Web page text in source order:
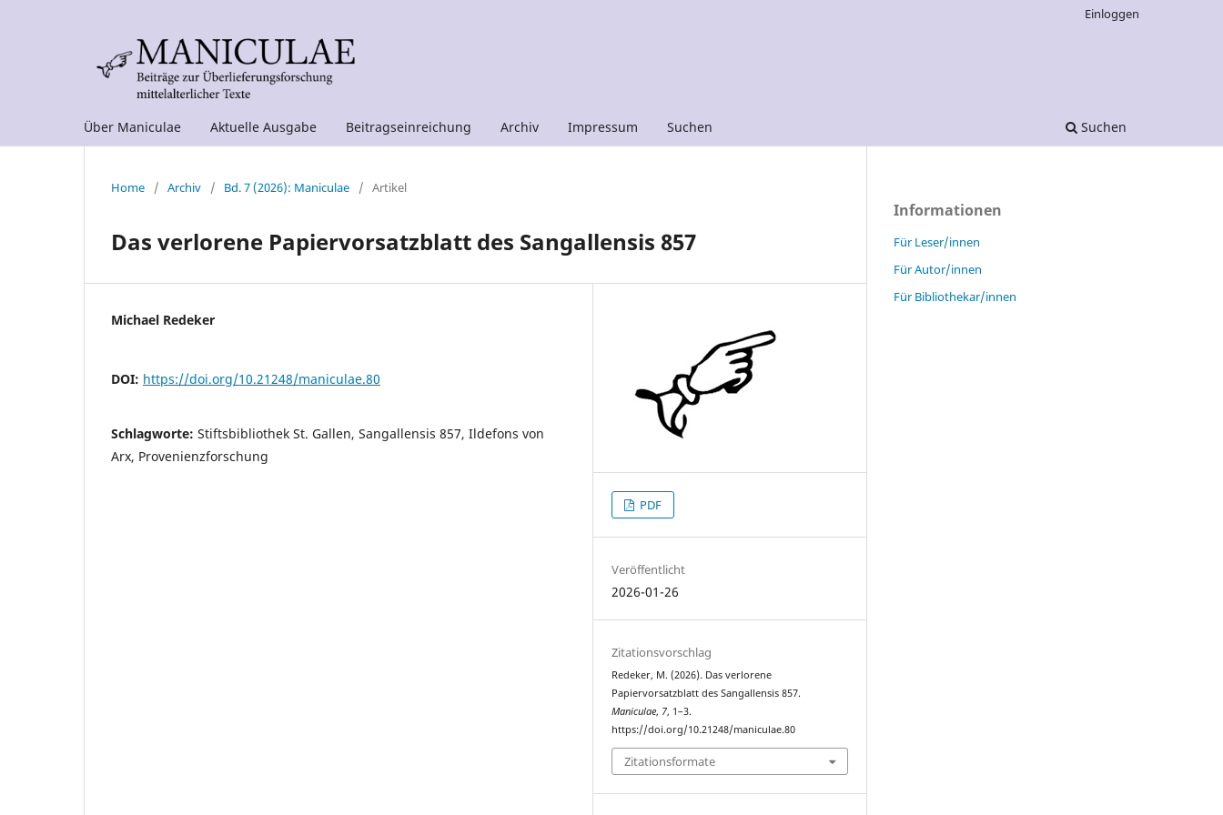
Über Maniculae Aktuelle Ausgabe Beitragseinreichung Archiv Impressum Suchen Suchen
Einloggen
Home / Archiv / Bd. 7 (2026): Maniculae / Artikel
Das verlorene Papiervorsatzblatt des Sangallensis 857
Michael Redeker
DOI: https://doi.org/10.21248/maniculae.80
Schlagworte: Stiftsbibliothek St. Gallen, Sangallensis 857, Ildefons von
Arx, Provenienzforschung
PDF
Veröffentlicht
2026-01-26
Zitationsvorschlag
Redeker, M. (2026). Das verlorene
Papiervorsatzblatt des Sangallensis 857.
Maniculae, 7, 1–3.
https://doi.org/10.21248/maniculae.80
Zitationsformate
Informationen
Für Leser/innen
Für Autor/innen
Für Bibliothekar/innen